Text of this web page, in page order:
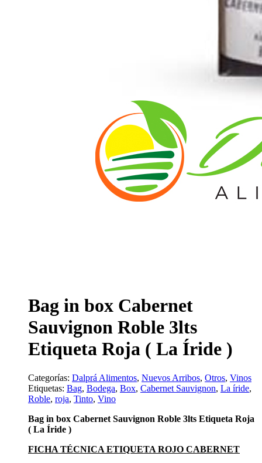
Bag in box Cabernet
Sauvignon Roble 3lts
Etiqueta Roja ( La Íride )
Categorías: Dalprá Alimentos, Nuevos Arribos, Otros, Vinos
Etiquetas: Bag, Bodega, Box, Cabernet Sauvignon, La íride,
Roble, roja, Tinto, Vino
Bag in box Cabernet Sauvignon Roble 3lts Etiqueta Roja
( La Íride )
FICHA TÉCNICA ETIQUETA ROJO CABERNET